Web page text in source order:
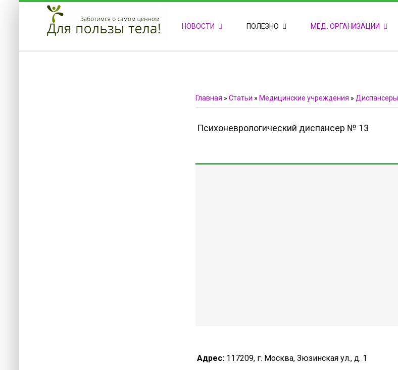
ПРИВЕТСТВУЕМ НА НАШЕМ САЙТЕ
Блок скоро обновится
ПОПУЛЯРНЫЕ НОВОСТИ
НОВОСТИ ПОЛЕЗНО МЕД. ОРГАНИЗАЦИИ
Главная » Статьи » Медицинские учреждения » Диспансеры
Психоневрологический диспансер № 13
Адрес: 117209, г. Москва, Зюзинская ул., д. 1